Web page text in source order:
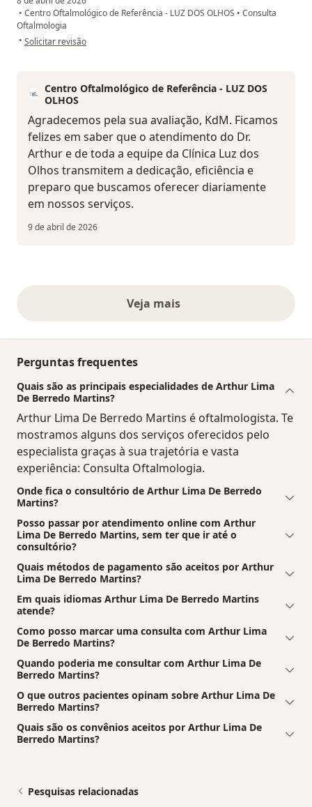
• Centro Oftalmológico de Referência - LUZ DOS OLHOS • Consulta
Oftalmologia
• na opinião do utilizador KdM
Solicitar revisão
Centro Oftalmológico de Referência - LUZ DOS
OLHOS
Agradecemos pela sua avaliação, KdM. Ficamos
felizes em saber que o atendimento do Dr.
Arthur e de toda a equipe da Clínica Luz dos
Olhos transmitem a dedicação, eficiência e
preparo que buscamos oferecer diariamente
em nossos serviços.
9 de abril de 2026
Veja maisopiniões acima
Perguntas frequentes
Quais são as principais especialidades de Arthur Lima
De Berredo Martins?
Arthur Lima De Berredo Martins é oftalmologista. Te
mostramos alguns dos serviços oferecidos pelo
especialista graças à sua trajetória e vasta
experiência: Consulta Oftalmologia.
Onde fica o consultório de Arthur Lima De Berredo
Martins?
Posso passar por atendimento online com Arthur
Lima De Berredo Martins, sem ter que ir até o
consultório?
Quais métodos de pagamento são aceitos por Arthur
Lima De Berredo Martins?
Em quais idiomas Arthur Lima De Berredo Martins
atende?
Como posso marcar uma consulta com Arthur Lima
De Berredo Martins?
Quando poderia me consultar com Arthur Lima De
Berredo Martins?
O que outros pacientes opinam sobre Arthur Lima De
Berredo Martins?
Quais são os convênios aceitos por Arthur Lima De
Berredo Martins?
Pesquisas relacionadas